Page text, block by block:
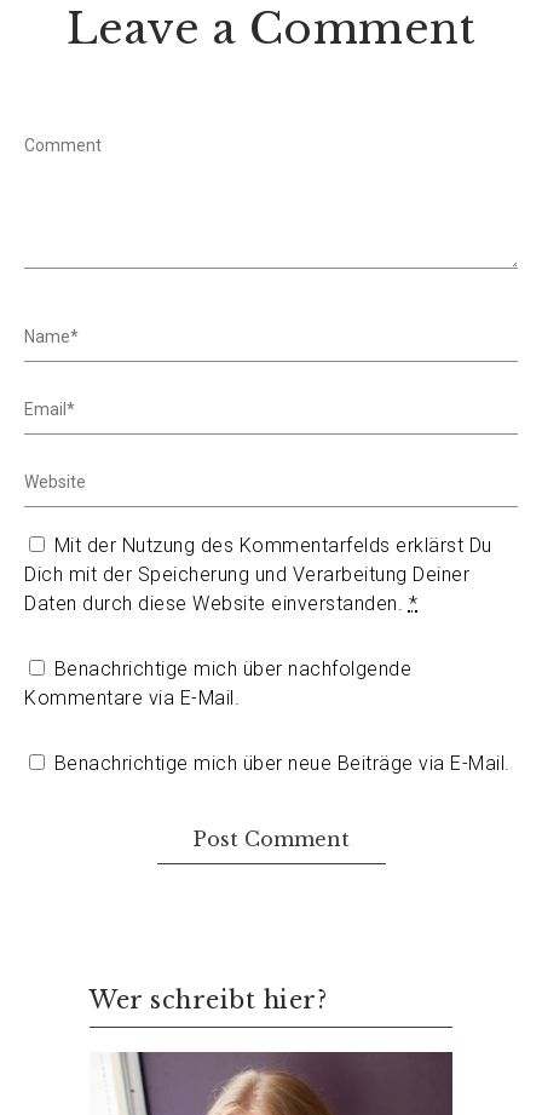
Leave a Comment
Mit der Nutzung des Kommentarfelds erklärst Du
Dich mit der Speicherung und Verarbeitung Deiner
Daten durch diese Website einverstanden. *
Benachrichtige mich über nachfolgende
Kommentare via E-Mail.
Benachrichtige mich über neue Beiträge via E-Mail.
Wer schreibt hier?